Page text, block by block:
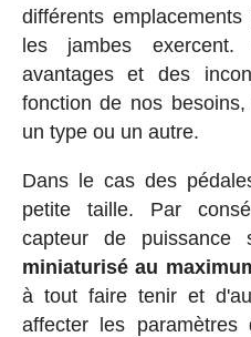
différents
les jambes
avantages et des
fonction de nos
un type ou un autre.
Dans le cas des
petite taille. Par
capteur de
miniaturisé au
à tout faire tenir et
affecter les